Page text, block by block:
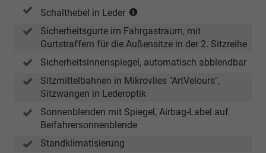
Schalthebel in Leder
Sicherheitsgurte im Fahrgastraum, mit
Gurtstraffern für die Außensitze in der 2. Sitzreihe
Sicherheitsinnenspiegel, automatisch abblendbar
Sitzmittelbahnen in Mikrovlies "ArtVelours",
Sitzwangen in Lederoptik
Sonnenblenden mit Spiegel, Airbag-Label auf
Beifahrersonnenblende
Standklimatisierung